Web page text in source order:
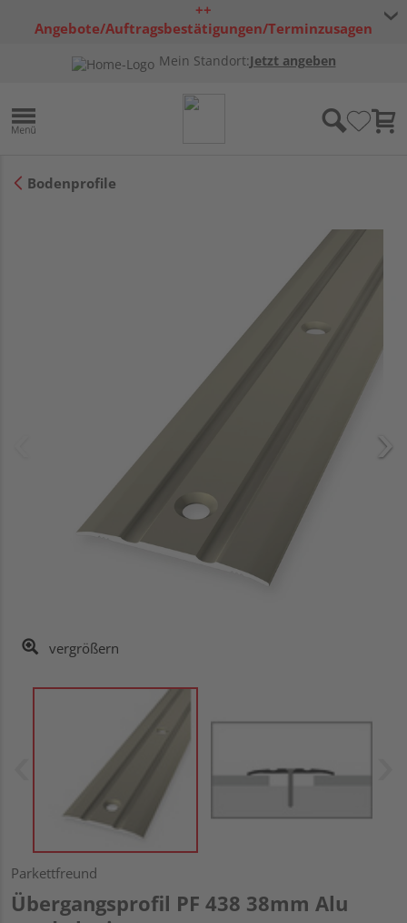
++
Angebote/Auftragsbestätigungen/Terminzusagen
Mein Standort:Jetzt angeben
Bodenprofile
vergrößern
Parkettfreund
Übergangsprofil PF 438 38mm Alu